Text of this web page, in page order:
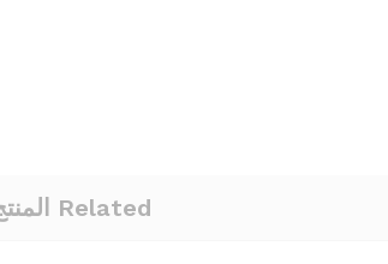
Related المنتجs